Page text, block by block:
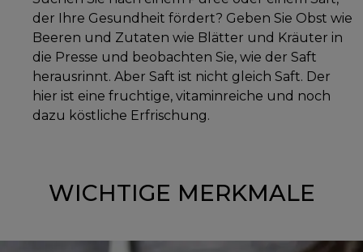
der Ihre Gesundheit fördert? Geben Sie Obst wie
Beeren und Zutaten wie Blätter und Kräuter in
die Presse und beobachten Sie, wie der Saft
herausrinnt. Aber Saft ist nicht gleich Saft. Der
hier ist eine fruchtige, vitaminreiche und noch
dazu köstliche Erfrischung.
WICHTIGE MERKMALE